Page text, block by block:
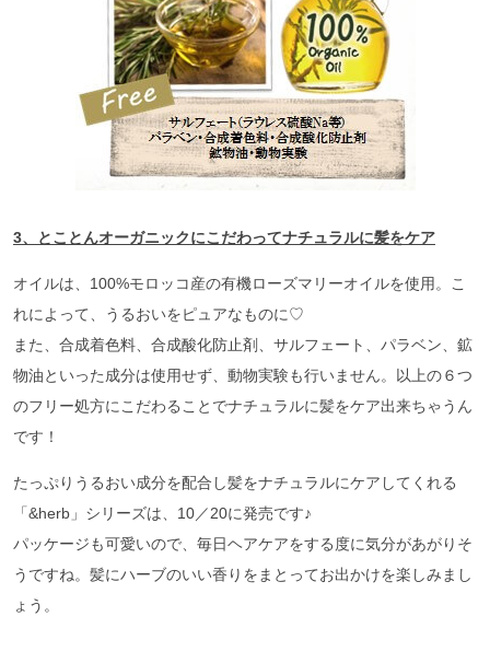
3、とことんオーガニックにこだわってナチュラルに髪をケア
オイルは、100%モロッコ産の有機ローズマリーオイルを使用。こ
れによって、うるおいをピュアなものに♡
また、合成着色料、合成酸化防止剤、サルフェート、パラベン、鉱
物油といった成分は使用せず、動物実験も行いません。以上の６つ
のフリー処方にこだわることでナチュラルに髪をケア出来ちゃうん
です！
たっぷりうるおい成分を配合し髪をナチュラルにケアしてくれる
「&herb」シリーズは、10／20に発売です♪
パッケージも可愛いので、毎日ヘアケアをする度に気分があがりそ
うですね。髪にハーブのいい香りをまとってお出かけを楽しみまし
ょう。